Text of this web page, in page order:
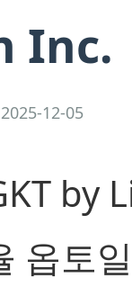
Inc.
2025-12-05
by
옵토